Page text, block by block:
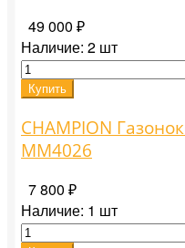
49 000 ₽
Наличие: 2 шт
Купить
CHAMPION
MM4026
7 800 ₽
Наличие: 1 шт